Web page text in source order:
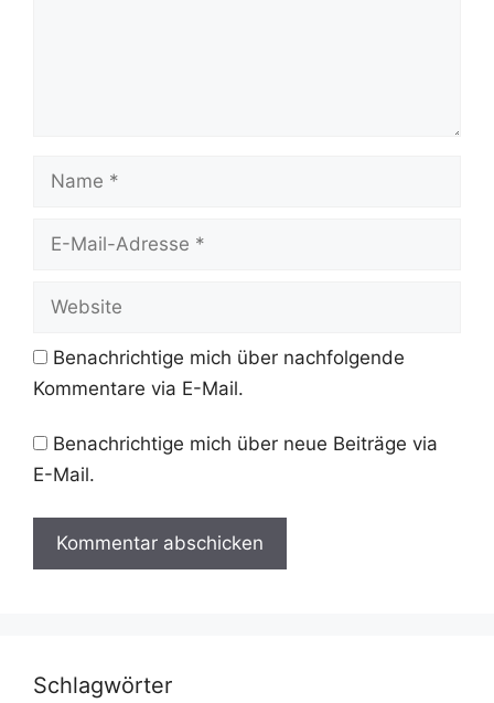
Mail-
Benachrichtige mich über nachfolgende
Kommentare via E-Mail.
Benachrichtige mich über neue Beiträge via
E-Mail.
Schlagwörter